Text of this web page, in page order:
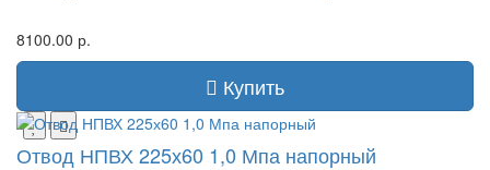
8100.00 р.
Купить
Отвод НПВХ 225х60 1,0 Мпа напорный